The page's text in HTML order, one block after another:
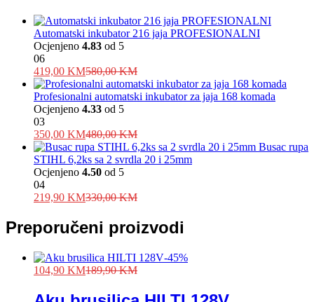
Automatski inkubator 216 jaja PROFESIONALNI
Ocjenjeno 4.83 od 5
06
419,00 KM580,00KM
Profesionalni automatski inkubator za jaja 168 komada
Ocjenjeno 4.33 od 5
03
350,00 KM480,00KM
Busac rupa
STIHL 6,2ks sa 2 svrdla 20 i 25mm
Ocjenjeno 4.50 od 5
04
219,90 KM330,00KM
Preporučeni proizvodi
-45%
104,90 KM189,90KM